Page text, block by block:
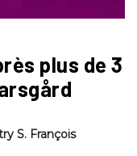
plus de 3
S. François